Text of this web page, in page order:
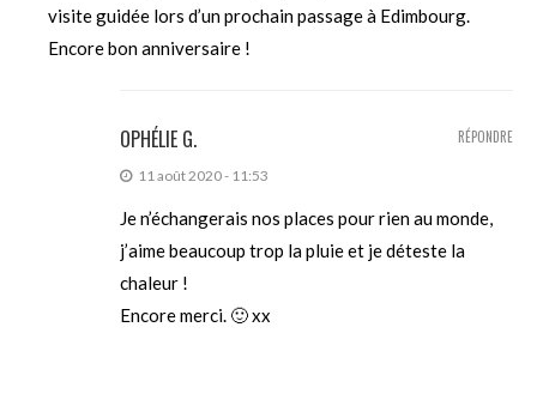
visite guidée lors d’un prochain passage à Edimbourg.
Encore bon anniversaire !
OPHÉLIE G.
11 août 2020 - 11:53
Je n’échangerais nos places pour rien au monde,
j’aime beaucoup trop la pluie et je déteste la
chaleur !
Encore merci. 🙂 xx
RÉPONDRE